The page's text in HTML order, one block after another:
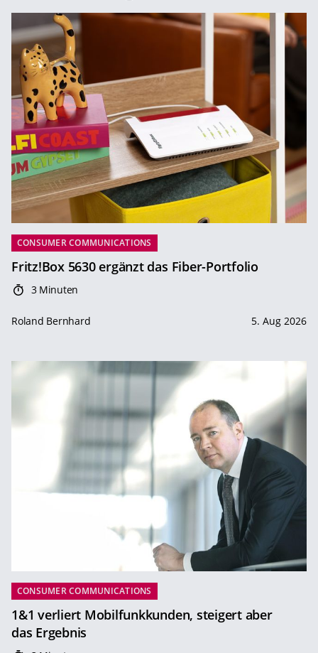
CONSUMER COMMUNICATIONS
Fritz!Box 5630 ergänzt das Fiber-Portfolio
3 Minuten
Roland Bernhard 5. Aug 2026
CONSUMER COMMUNICATIONS
1&1 verliert Mobilfunkkunden, steigert aber
das Ergebnis